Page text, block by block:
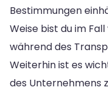
Bestimmungen
Weise bist du im
während des
Weiterhin ist es
des Unternehmens